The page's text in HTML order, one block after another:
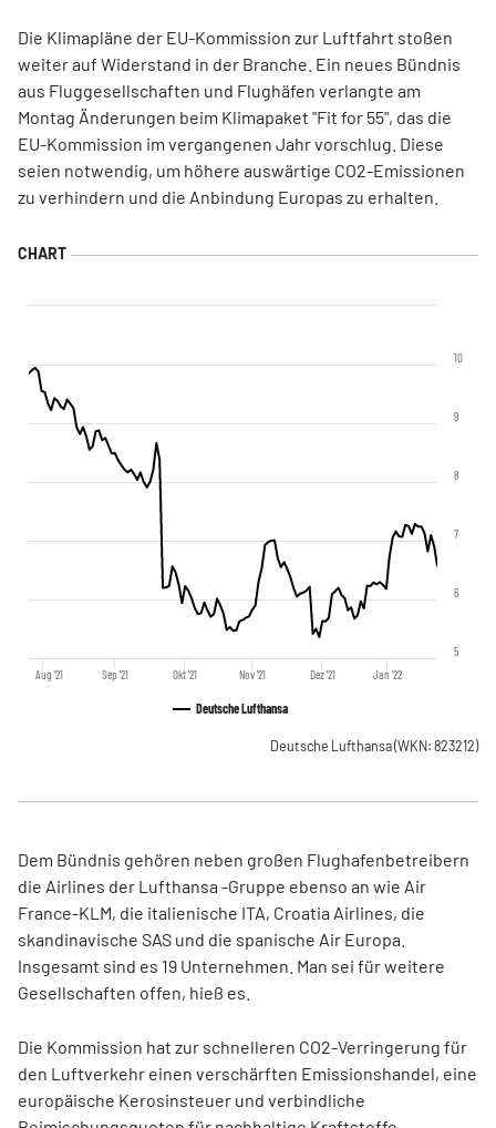
Die Klimapläne der EU-Kommission zur Luftfahrt stoßen
weiter auf Widerstand in der Branche. Ein neues Bündnis
aus Fluggesellschaften und Flughäfen verlangte am
Montag Änderungen beim Klimapaket "Fit for 55", das die
EU-Kommission im vergangenen Jahr vorschlug. Diese
seien notwendig, um höhere auswärtige CO2-Emissionen
zu verhindern und die Anbindung Europas zu erhalten.
Deutsche Lufthansa
Aug '21 Sep '21 Okt '21 Nov '21 Dez '21 Jan '22
5
6
7
8
9
10
Deutsche Lufthansa(WKN: 823212)
Dem Bündnis gehören neben großen Flughafenbetreibern
die Airlines der Lufthansa -Gruppe ebenso an wie Air
France-KLM, die italienische ITA, Croatia Airlines, die
skandinavische SAS und die spanische Air Europa.
Insgesamt sind es 19 Unternehmen. Man sei für weitere
Gesellschaften offen, hieß es.
Die Kommission hat zur schnelleren CO2-Verringerung für
den Luftverkehr einen verschärften Emissionshandel, eine
europäische Kerosinsteuer und verbindliche